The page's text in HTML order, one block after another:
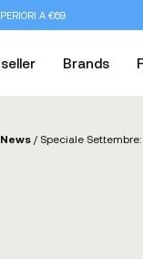
A €69
Brands
News / Speciale